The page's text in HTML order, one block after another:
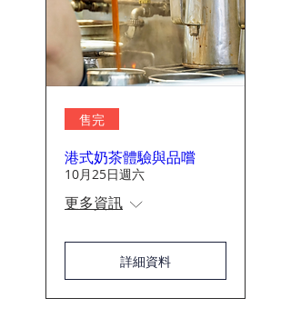
售完
港式奶茶體驗與品嚐
10月25日週六
更多資訊
詳細資料